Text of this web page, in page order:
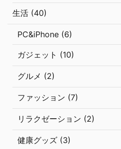
生活 (40)
PC&iPhone (6)
ガジェット (10)
グルメ (2)
ファッション (7)
リラクゼーション (2)
健康グッズ (3)